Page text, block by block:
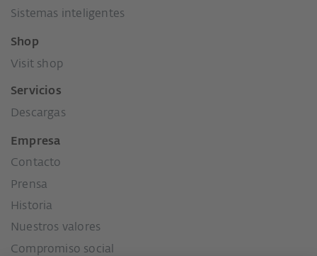
Sistemas inteligentes
Shop
Visit shop
Servicios
Descargas
Empresa
Contacto
Prensa
Historia
Nuestros valores
Compromiso social